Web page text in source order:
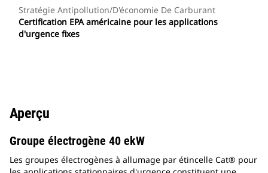
Stratégie Antipollution/d'économie De Carburant
Certification EPA américaine pour les applications
d'urgence fixes
Aperçu
Groupe électrogène 40 ekW
Les groupes électrogènes à allumage par étincelle Cat® pour